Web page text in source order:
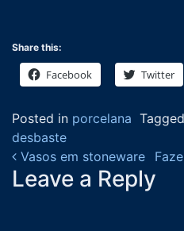
Share this:
Facebook Twitter
Posted in porcelana Tagged
desbaste
Post
Vasos em stoneware
Leave a Reply